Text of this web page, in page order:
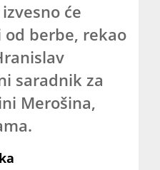
će
berbe, rekao
saradnik za
Merošina,